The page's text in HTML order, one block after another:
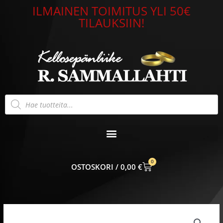
ILMAINEN TOIMITUS YLI 50€
TILAUKSIIN!
Products
search
0,00 €
0
CART